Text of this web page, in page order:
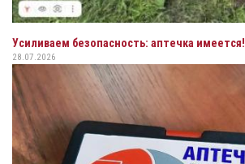
Усиливаем безопасность: аптечка имеется!
28.07.2026